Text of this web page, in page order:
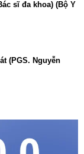
sĩ đa khoa) (Bộ Y
(PGS. Nguyễn